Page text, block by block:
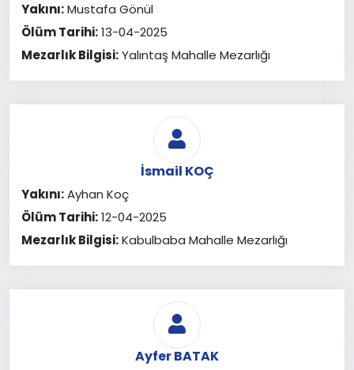
Yakını:Mustafa Gönül
Ölüm Tarihi:13-04-2025
Mezarlık Bilgisi:Yalıntaş Mahalle Mezarlığı
İsmail KOÇ
Yakını:Ayhan Koç
Ölüm Tarihi:12-04-2025
Mezarlık Bilgisi:Kabulbaba Mahalle Mezarlığı
Ayfer BATAK